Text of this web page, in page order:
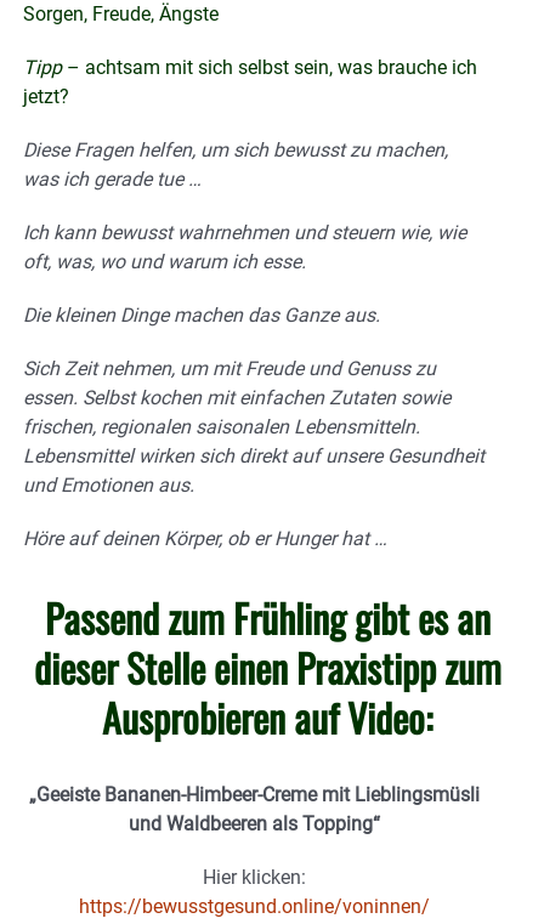
Sorgen, Freude, Ängste
Tipp– achtsam mit sich selbst sein, was brauche ich
jetzt?
Diese Fragen helfen, um sich bewusst zu machen,
was ich gerade tue …
Ich kann bewusst wahrnehmen und steuern wie, wie
oft, was, wo und warum ich esse.
Die kleinen Dinge machen das Ganze aus.
Sich Zeit nehmen, um mit Freude und Genuss zu
essen. Selbst kochen mit einfachen Zutaten sowie
frischen, regionalen saisonalen Lebensmitteln.
Lebensmittel wirken sich direkt auf unsere Gesundheit
und Emotionen aus.
Höre auf deinen Körper, ob er Hunger hat …
Passend zum Frühling gibt es an
dieser Stelle einen Praxistipp zum
Ausprobieren auf Video:
„Geeiste Bananen-Himbeer-Creme mit Lieblingsmüsli
und Waldbeeren als Topping“
Hier klicken:
https://bewusstgesund.online/voninnen/